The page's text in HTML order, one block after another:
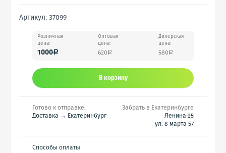
Артикул: 37099
Розничная
цена:
1000a
Оптовая
цена:
620 a
Дилерская
цена:
580 a
В корзину
Готово к отправке:
Доставка → Екатеринбург
Забрать в Екатеринбурге
Ленина 25
ул. 8 марта 57
Способы оплаты